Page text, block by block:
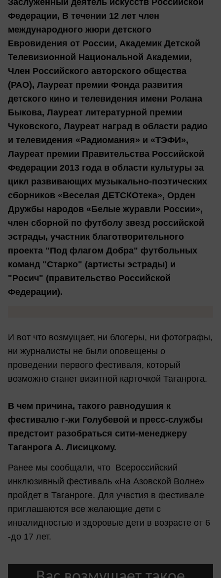
Заслуженный деятель искусств Российской
Федерации, В течении 12 лет член
международного жюри детского
Евровидения от России, Академик Детской
Телевизионной Национальной Академии,
Член Российского авторского общества
(РАО), Лауреат премии Фонда развития
детского кино и телевидения имени Ролана
Быкова, Лауреат литературной премии
Чуковского, Лауреат наград в области радио
и телевидения «Радиомания» и «ТЭФИ»,
Лауреат премии Правительства Российской
Федерации 2013 года в области культуры за
цикл развивающих музыкально-поэтических
сборников «Веселая ДЕТСКОтека», Орден
Дружбы народов «Белые журавли России»,
член сборной по футболу звезд российской
эстрады, участник благотворительного
проекта "Под флагом Добра" футбольных
команд "Старко" (артисты эстрады) и
"Росич" (правительство Российской
Федерации).
И вот что возмущает, ни блогеры, ни фотографы,
ни журналисты не были оповещены о
проведении первого фестиваля, который
возможно станет визитной карточкой Таганрога.
В чем причина, такого равнодушия к
фестивалю г-жи Голубевой и пресс-службы
предстоит разобраться сити-менеджеру
Таганрога А. Лисицкому.
Ранее мы сообщали, что Всероссийский
инклюзивный фестиваль «На Азовской Волне»
пройдет в Таганроге. Для участия в фестивале
приглашаются все желающие дети с
инвалидностью и здоровые дети в возрасте от 6
-до 17 лет.